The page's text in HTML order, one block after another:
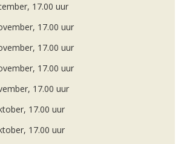
17.00 uur
17.00 uur
17.00 uur
17.00 uur
17.00 uur
17.00 uur
17.00 uur